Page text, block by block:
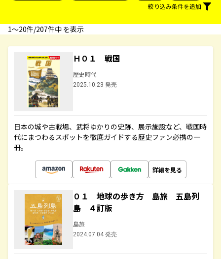
絞り込み条件を追加
1〜20件/207件中 を表示
Ｈ０１ 戦国
歴史時代
2025.10.23 発売
日本の城や古戦場、武将ゆかりの史跡、展示施設など、戦国時
代にまつわるスポットを徹底ガイドする歴史ファン必携の一
冊。
詳細を見る
０１ 地球の歩き方 島旅 五島列
島 ４訂版
島旅
2024.07.04 発売